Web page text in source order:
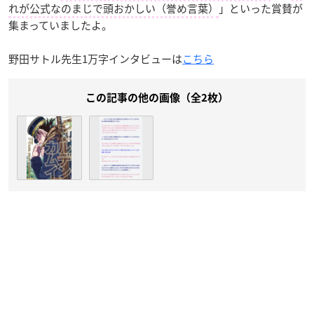
れが公式なのまじで頭おかしい（誉め言葉）
」といった賞賛が
集まっていましたよ。
野田サトル先生1万字インタビューはこちら
この記事の他の画像（全2枚）